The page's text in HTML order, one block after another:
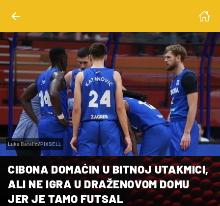
Luka Batelic/PIXSELL
CIBONA DOMAĆIN U BITNOJ UTAKMICI,
ALI NE IGRA U DRAŽENOVOM DOMU
JER JE TAMO FUTSAL